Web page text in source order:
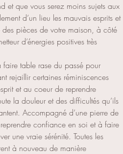
et que vous serez moins sujets aux
d’un lieu les mauvais esprits et
des pièces de votre maison, à côté
d’énergies positives très
table rase du passé pour
rejaillir certaines réminiscences
et au coeur de reprendre
la douleur et des difficultés qu’ils
Accompagné d’une pierre de
confiance en soi et à faire
une vraie sérénité. Toutes les
à nouveau de manière